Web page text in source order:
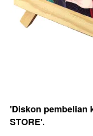
'Diskon pembelian
STORE'.